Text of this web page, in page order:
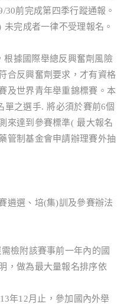
30前完成第四季行蹤通報。
完成者一律不受理報名。
根據國際舉總反興奮劑風險
合反興奮劑要求，才有資格
及世界青年舉重錦標賽。本
單之選手. 將必須於賽前6個
來達到參賽標準( 最大報名
管制基金會申請辦理賽外抽
遴選、培(集)訓及參賽辦法
檢附該賽事前一年內的國
，做為最大量報名排序依
年12月止，參加國內外舉